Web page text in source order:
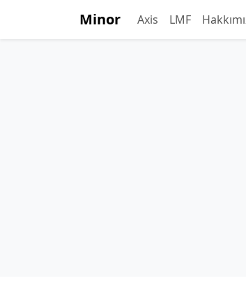
Minor Axis LMF